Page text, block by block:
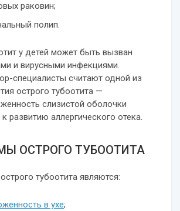
раковин;
полип.
у детей может быть вызван
и вирусными инфекциями.
специалисты считают одной из
острого тубоотита —
слизистой оболочки
развитию аллергического отека.
ОСТРОГО ТУБООТИТА
тубоотита являются:
в ухе;